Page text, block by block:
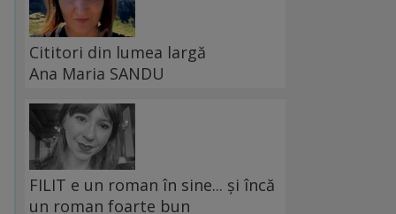
Cititori din lumea largă
Ana Maria SANDU
FILIT e un roman în sine... și încă
un roman foarte bun